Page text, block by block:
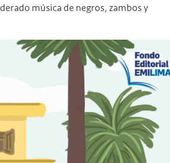
música de negros, zambos y